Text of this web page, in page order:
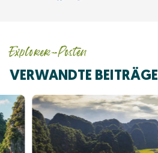
Explorer-Posten
VERWANDTE BEITRÄGE